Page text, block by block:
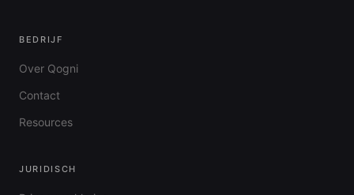
BEDRIJF
Over Qogni
Contact
Resources
JURIDISCH